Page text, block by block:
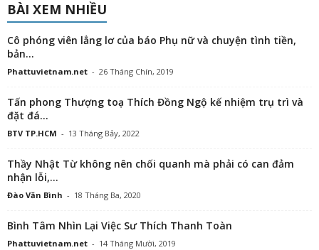
BÀI XEM NHIỀU
Cô phóng viên lẳng lơ của báo Phụ nữ và chuyện tình tiền,
bản...
Phattuvietnam.net - 26 Tháng Chín, 2019
Tấn phong Thượng toạ Thích Đồng Ngộ kế nhiệm trụ trì và
đặt đá...
BTV TP.HCM - 13 Tháng Bảy, 2022
Thầy Nhật Từ không nên chối quanh mà phải có can đảm
nhận lỗi,...
Đào Văn Bình - 18 Tháng Ba, 2020
Bình Tâm Nhìn Lại Việc Sư Thích Thanh Toàn
Phattuvietnam.net - 14 Tháng Mười, 2019